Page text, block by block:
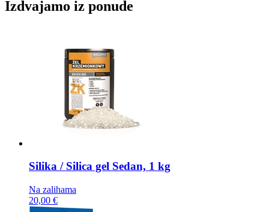
Izdvajamo iz ponude
Silika / Silica gel Sedan, 1 kg
Na zalihama
20,00 €